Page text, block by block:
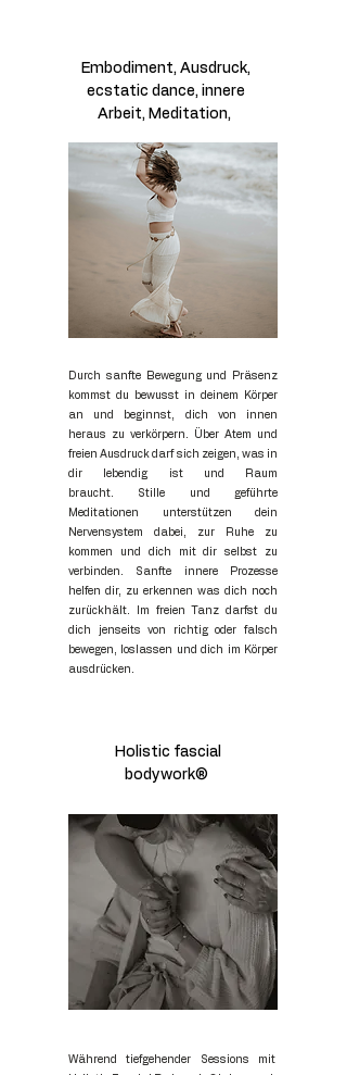
Embodiment, Ausdruck,
ecstatic dance, innere
Arbeit, Meditation,
Durch sanfte Bewegung und Präsenz
kommst du bewusst in deinem Körper
an und beginnst, dich von innen
heraus zu verkörpern. Über Atem und
freien Ausdruck darf sich zeigen, was in
dir lebendig ist und Raum
braucht. Stille und geführte
Meditationen unterstützen dein
Nervensystem dabei, zur Ruhe zu
kommen und dich mit dir selbst zu
verbinden.
Sanfte innere Prozesse
helfen dir, zu erkennen was dich noch
zurückhält.
Im freien Tanz darfst du
dich jenseits von richtig oder falsch
bewegen, loslassen und dich im Körper
ausdrücken.
Holistic fascial
bodywork®️
Während tiefgehender Sessions mit